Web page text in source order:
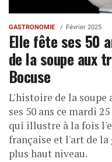
GASTRONOMIE Février 2025
Elle fête ses 50
de la soupe aux
Bocuse
L'histoire de la soupe
ses 50 ans ce mardi
qui illustre à la fois
française et l'art de
plus haut niveau.